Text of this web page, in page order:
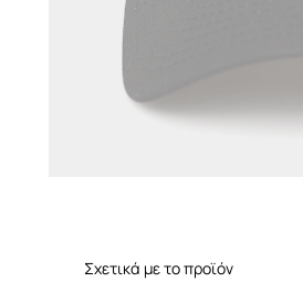
Σχετικά με το προϊόν